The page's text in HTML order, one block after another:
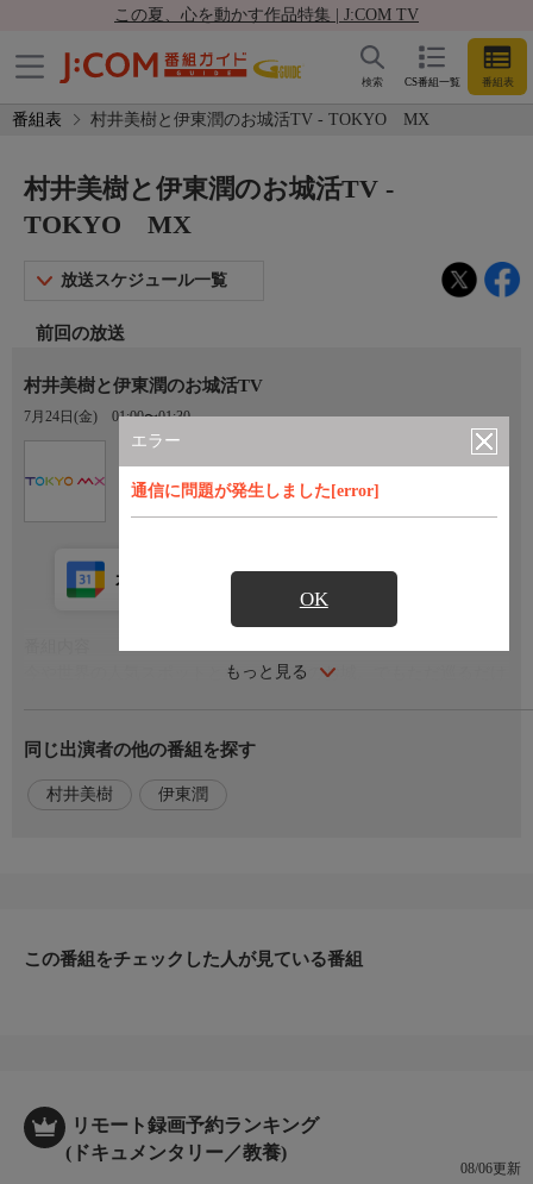
この夏、心を動かす作品特集 | J:COM TV
CS番組一覧 番組表
検索
番組表 村井美樹と伊東潤のお城活TV - TOKYO MX
エラー
通信に問題が発生しました[error]
OK
村井美樹と伊東潤のお城活TV -
TOKYO MX
放送スケジュール一覧
前回の放送
村井美樹と伊東潤のお城活TV
7月24日(金) 01:00〜01:30
もっと見る
カレンダー登録 アプリ視聴
今や世界の人気スポットとなった日本のお城。でもただ巡るだけ
芸能界きってのお城好き・村井美樹さんと歴史作家伊東潤さんが
お城めぐりへ！全国のお城の魅力を再発見、皆さんのお城活ライ
フを応援します!
同じ出演者の他の番組を探す
村井美樹 伊東潤
この番組をチェックした人が見ている番組
リモート録画予約ランキング
(ドキュメンタリー／教養)
08/06更新